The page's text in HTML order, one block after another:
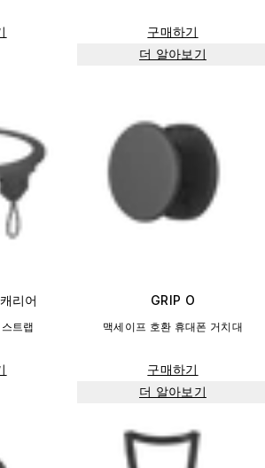
구매하기
더 알아보기
리어
트랩
GRIP O
맥세이프 호환 휴대폰 거치대
구매하기
더 알아보기